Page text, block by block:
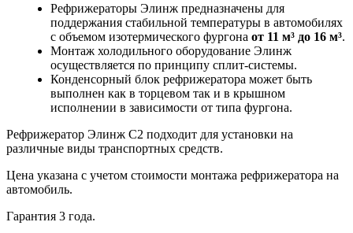
Рефрижераторы Элинж предназначены для
поддержания стабильной температуры в автомобилях
с объемом изотермического фургона от 11 м³ до 16 м³.
Монтаж холодильного оборудование Элинж
осуществляется по принципу сплит-системы.
Конденсорный блок рефрижератора может быть
выполнен как в торцевом так и в крышном
исполнении в зависимости от типа фургона.
Рефрижератор Элинж С2 подходит для установки на
различные виды транспортных средств.
Цена указана с учетом стоимости монтажа рефрижератора на
автомобиль.
Гарантия 3 года.